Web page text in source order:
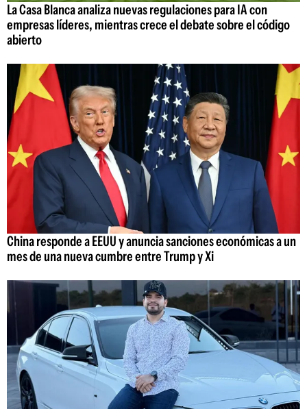
La Casa Blanca analiza nuevas regulaciones para IA con
empresas líderes, mientras crece el debate sobre el código
abierto
China responde a EEUU y anuncia sanciones económicas a un
mes de una nueva cumbre entre Trump y Xi